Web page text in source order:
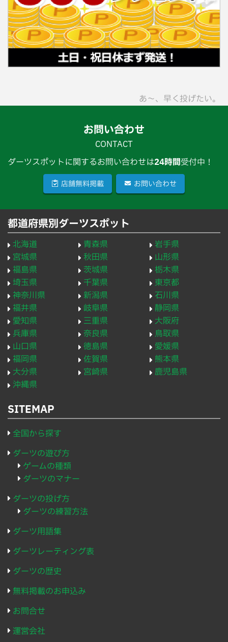
あ〜、早く投げたい。
お問い合わせ
CONTACT
ダーツスポットに関するお問い合わせは24時間受付中！
店舗無料掲載 お問い合わせ
都道府県別ダーツスポット
北海道 青森県
岩手県
宮城県
秋田県
山形県
福島県
茨城県
栃木県
埼玉県
千葉県
東京都
神奈川県
新潟県
石川県
福井県
岐阜県
静岡県
愛知県
三重県
大阪府
兵庫県
奈良県
鳥取県
山口県
徳島県
愛媛県
福岡県
佐賀県
熊本県
大分県
宮崎県
鹿児島県
沖縄県
SITEMAP
全国から探す
ダーツの遊び方
ゲームの種類
ダーツのマナー
ダーツの投げ方
ダーツの練習方法
ダーツ用語集
ダーツレーティング表
ダーツの歴史
無料掲載のお申込み
お問合せ
運営会社